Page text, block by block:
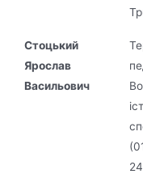
Стоцький
Ярослав
Васильович